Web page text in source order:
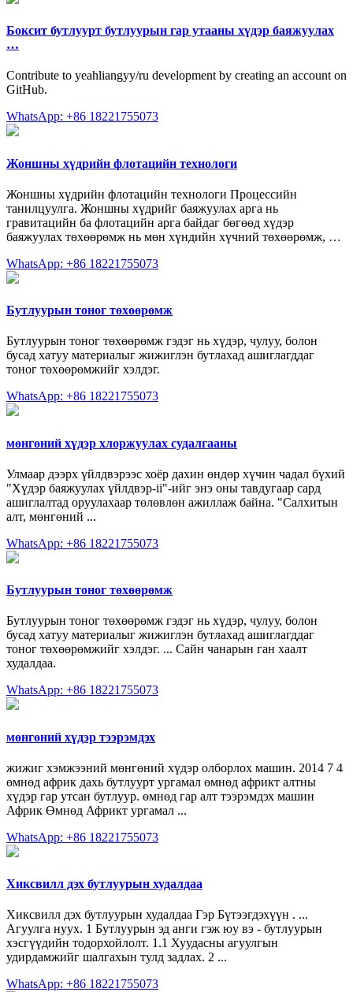
Боксит бутлуурт бутлуурын гар утааны хүдэр баяжуулах
…
Contribute to yeahliangyy/ru development by creating an account on
GitHub.
WhatsApp: +86 18221755073
Жоншны хүдрийн флотацийн технологи
Жоншны хүдрийн флотацийн технологи Процессийн
танилцуулга. Жоншны хүдрийг баяжуулах арга нь
гравитацийн ба флотацийн арга байдаг бөгөөд хүдэр
баяжуулах төхөөрөмж нь мөн хүндийн хүчний төхөөрөмж, …
WhatsApp: +86 18221755073
Бутлуурын тоног төхөөрөмж
Бутлуурын тоног төхөөрөмж гэдэг нь хүдэр, чулуу, болон
бусад хатуу материалыг жижиглэн бутлахад ашиглагддаг
тоног төхөөрөмжийг хэлдэг.
WhatsApp: +86 18221755073
мөнгөний хүдэр хлоржуулах судалгааны
Улмаар дээрх үйлдвэрээс хоёр дахин өндөр хүчин чадал бүхий
"Хүдэр баяжуулах үйлдвэр-ii"-ийг энэ оны тавдугаар сард
ашиглалтад оруулахаар төлөвлөн ажиллаж байна. "Салхитын
алт, мөнгөний ...
WhatsApp: +86 18221755073
Бутлуурын тоног төхөөрөмж
Бутлуурын тоног төхөөрөмж гэдэг нь хүдэр, чулуу, болон
бусад хатуу материалыг жижиглэн бутлахад ашиглагддаг
тоног төхөөрөмжийг хэлдэг. ... Сайн чанарын ган хаалт
худалдаа.
WhatsApp: +86 18221755073
мөнгөний хүдэр тээрэмдэх
жижиг хэмжээний мөнгөний хүдэр олборлох машин. 2014 7 4
өмнөд африк дахь бутлуурт ургамал өмнөд африкт алтны
хүдэр гар утсан бутлуур. өмнөд гар алт тээрэмдэх машин
Африк Өмнөд Африкт ургамал ...
WhatsApp: +86 18221755073
Хиксвилл дэх бутлуурын худалдаа
Хиксвилл дэх бутлуурын худалдаа Гэр Бүтээгдэхүүн . ...
Агуулга нуух. 1 Бутлуурын эд анги гэж юу вэ - бутлуурын
хэсгүүдийн тодорхойлолт. 1.1 Хуудасны агуулгын
удирдамжийг шалгахын тулд задлах. 2 ...
WhatsApp: +86 18221755073